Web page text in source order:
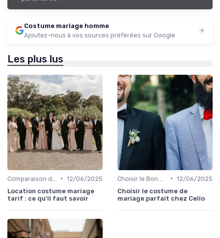
Costume mariage homme
Ajoutez-nous à vos sources préférées sur Google
Les plus lus
• 12/06/2025
Location costume mariage
tarif : ce qu'il faut savoir
• 12/06/2025
Choisir le costume de
mariage parfait chez Celio